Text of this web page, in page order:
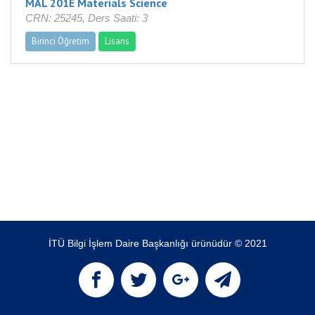
MAL 201E Materials Science
CRN: 25245, Ders Saati: 3
Birinci Öğretim
Lisans
İTÜ Bilgi İşlem Daire Başkanlığı ürünüdür © 2021